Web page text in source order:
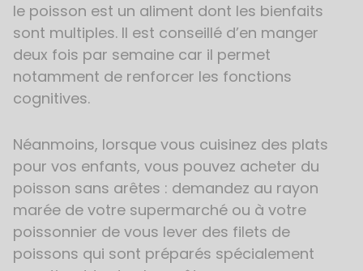
le poisson est un aliment dont les bienfaits
sont multiples. Il est conseillé d’en manger
deux fois par semaine car il permet
notamment de renforcer les fonctions
cognitives.
Néanmoins, lorsque vous cuisinez des plats
pour vos enfants, vous pouvez acheter du
poisson sans arêtes : demandez au rayon
marée de votre supermarché ou à votre
poissonnier de vous lever des filets de
poissons qui sont préparés spécialement